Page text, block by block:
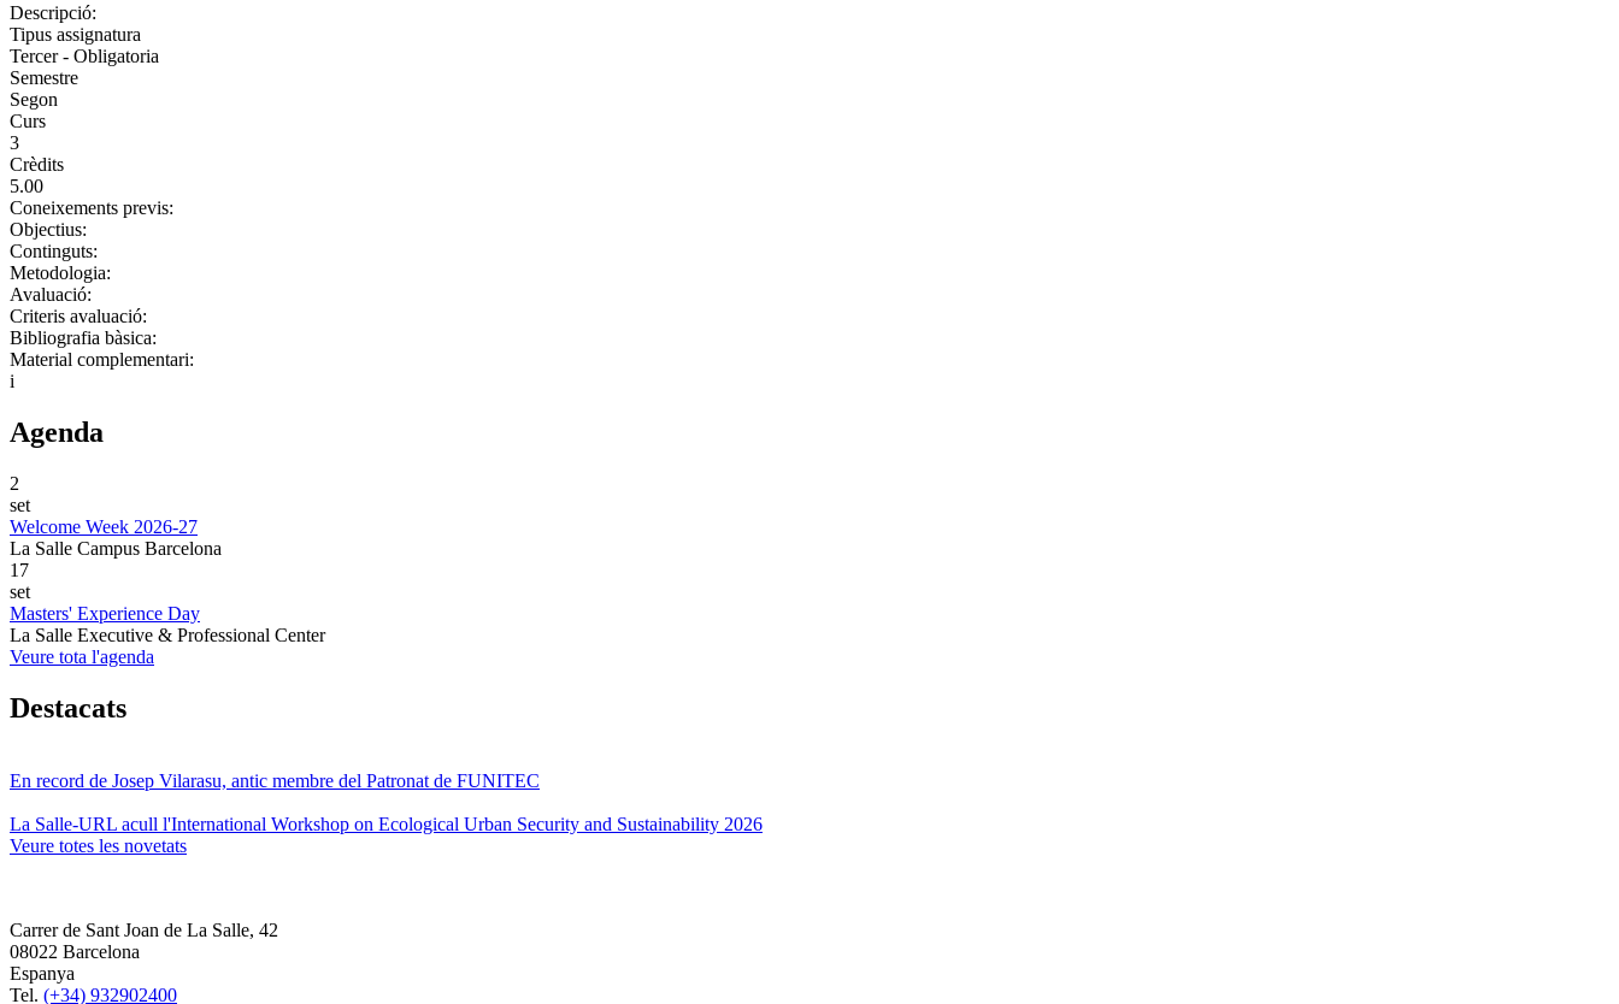
Descripció:
Tipus assignatura
Tercer - Obligatoria
Semestre
Segon
Curs
3
Crèdits
5.00
Coneixements previs:
Objectius:
Continguts:
Metodologia:
Avaluació:
Criteris avaluació:
Bibliografia bàsica:
Material complementari:
i
Agenda
2
set
Welcome Week 2026-27
La Salle Campus Barcelona
17
set
Masters' Experience Day
La Salle Executive & Professional Center
Veure tota l'agenda
Destacats
En record de Josep Vilarasu, antic membre del Patronat de FUNITEC
La Salle-URL acull l'International Workshop on Ecological Urban Security and Sustainability 2026
Veure totes les novetats
Carrer de Sant Joan de La Salle, 42
08022 Barcelona
Espanya
Tel. (+34) 932902400